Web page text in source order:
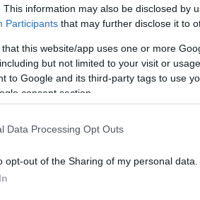
This information may also be disclosed by
Participants that may further disclose it to
that this website/app uses one or more
but not limited to your visit or
to Google and its third-party tags to use
consent section.
Data Processing Opt Outs
opt-out of the Sharing of my personal data.
και η γυναίκα
όπου υποβλήθηκε σε
και κρατείται
καταδικάστηκε
Δικαστήριο
για μετάγγιση
του Ιεχωβά
27